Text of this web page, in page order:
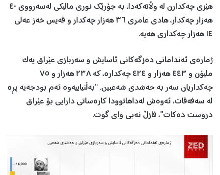
هێزی چەکدارن لە وڵاتەکەدا، بە جۆرێك نوری مالیكی لەسەرووی ٤٠
هەزار چەكدار، هادی عامری ٣٦ هەزار چەكدار و قەیس خەز عەلی
١٤ هەزار چەكداری هەیە.
ژمارەی ئەندامانی دەزگەکانی ئاسایش و سەربازی عێراق یەک
ملیۆن و ٤٤٣ هەزار و ٤٢٤ چەکدارە، کە ٢٣٨ هەزار و ٧٥
چەکداریان سەر بە حەشدی شەعبین. “بەڵنیاییەوە ئەم بودجەیە پڕە
لە سەفەقات، ئەوەش لەداهاتوودا كارەساتی دارایی بۆ عێراق
دروست دەكات”، فازڵ نەبی وای گوت.